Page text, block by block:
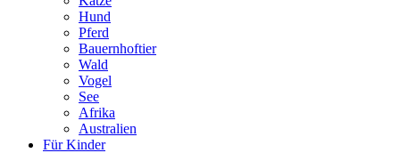
Hund
Pferd
Bauernhoftier
Wald
Vogel
See
Afrika
Australien
Für Kinder